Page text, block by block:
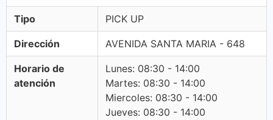
Tipo PICK UP
Dirección AVENIDA SANTA MARIA - 648
Horario de
atención
Lunes: 08:30 - 14:00
Martes: 08:30 - 14:00
Miercoles: 08:30 - 14:00
Jueves: 08:30 - 14:00